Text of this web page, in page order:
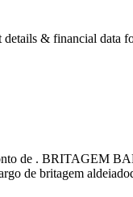
details & financial
. BRITAGEM
de britagem